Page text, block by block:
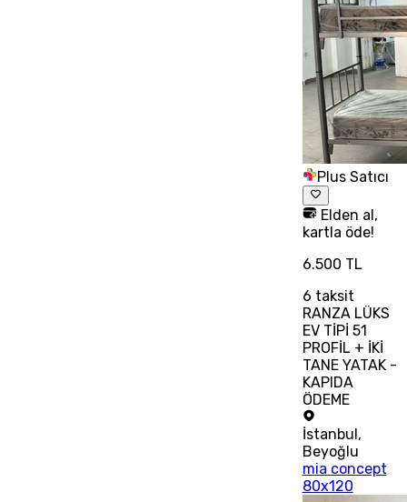
Plus Satıcı
Elden al,
kartla öde!
6.500 TL
6 taksit
RANZA LÜKS
EV TİPİ 51
PROFİL + İKİ
TANE YATAK -
KAPIDA
ÖDEME
İstanbul,
Beyoğlu
mia concept
80x120